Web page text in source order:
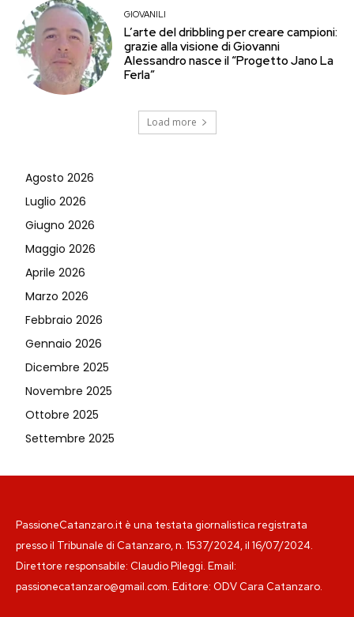
GIOVANILI
L’arte del dribbling per creare campioni:
grazie alla visione di Giovanni
Alessandro nasce il “Progetto Jano La
Ferla”
Load more
Agosto 2026
Luglio 2026
Giugno 2026
Maggio 2026
Aprile 2026
Marzo 2026
Febbraio 2026
Gennaio 2026
Dicembre 2025
Novembre 2025
Ottobre 2025
Settembre 2025
PassioneCatanzaro.it è una testata giornalistica registrata
presso il Tribunale di Catanzaro, n. 1537/2024, il 16/07/2024.
Direttore responsabile: Claudio Pileggi. Email:
passionecatanzaro@gmail.com. Editore: ODV Cara Catanzaro.